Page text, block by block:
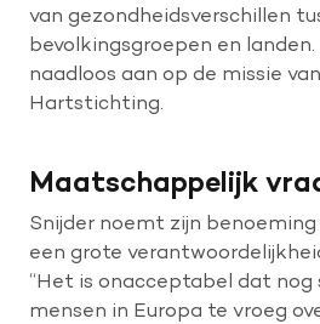
van gezondheidsverschillen
bevolkingsgroepen en
naadloos aan op de missie
Hartstichting.
Maatschappelijk
Snijder noemt zijn
een grote
“Het is onacceptabel dat nog
mensen in Europa te vroeg